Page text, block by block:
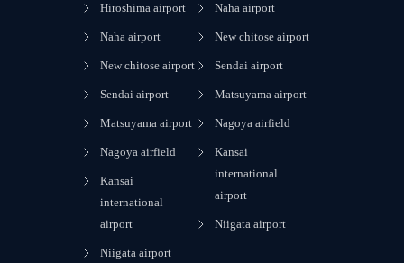
Hiroshima airport
Naha airport
New chitose airport
Sendai airport
Matsuyama airport
Nagoya airfield
Kansai
international
airport
Niigata airport
Naha airport
New chitose airport
Sendai airport
Matsuyama airport
Nagoya airfield
Kansai
international
airport
Niigata airport